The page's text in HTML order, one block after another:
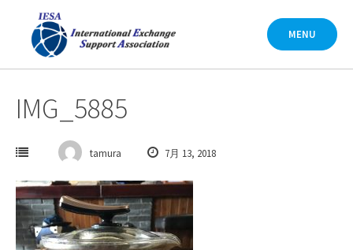
content
MENU
IMG_5885
tamura 7月 13, 2018